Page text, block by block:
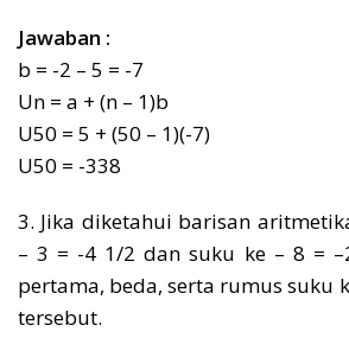
Jawaban :
b = -2 – 5 = -7
Un = a + (n – 1)b
U50 = 5 + (50 – 1)(-7)
U50 = -338
3. Jika diketahui barisan
– 3 = -4 1/2 dan suku ke – 8 =
pertama, beda, serta rumus suku
tersebut.